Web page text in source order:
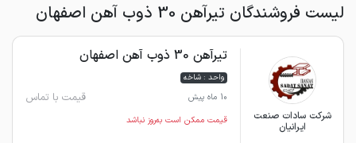
لیست فروشندگان تیرآهن 30 ذوب آهن اصفهان
شرکت سادات صنعت
ایرانیان
تیرآهن 30 ذوب آهن اصفهان
واحد : شاخه
10 ماه پیش
قیمت با تماس
قیمت ممکن است به‌روز نباشد